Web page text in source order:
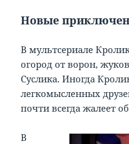
Новые
В мультсериале
огород от ворон,
Суслика. Иногда
легкомысленных
почти всегда жалеет
В